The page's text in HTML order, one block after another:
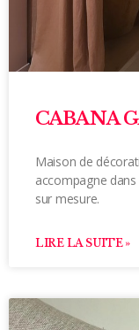
CABANA
Maison de
accompagne
sur mesure.
LIRE LA SUITE »